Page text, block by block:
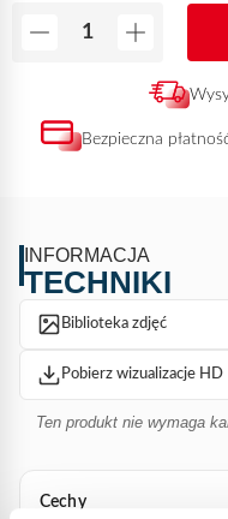
Bezpieczna
INFORMACJA
TECHNIKI
Biblioteka zdjęć
Pobierz wizualizacje HD
Ten produkt nie wymaga
Cechy